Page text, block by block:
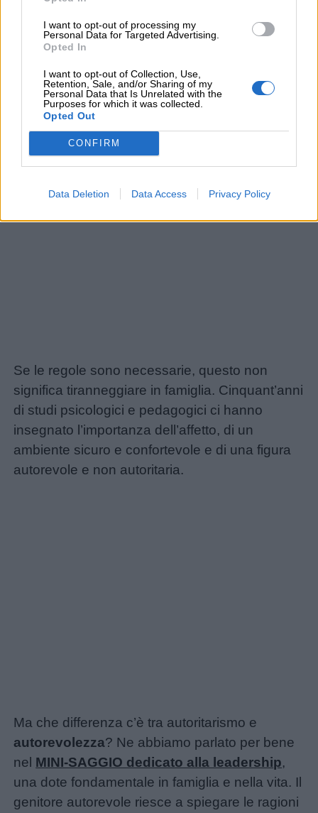
I want to opt-out of processing my
Personal Data for Targeted Advertising.
Opted In
I want to opt-out of Collection, Use,
Retention, Sale, and/or Sharing of my
Personal Data that Is Unrelated with the
Purposes for which it was collected.
Opted Out
CONFIRM
Data Deletion Data Access Privacy Policy
Chi
siamo
Contatti
Se le regole sono necessarie, questo non
significa tiranneggiare in famiglia. Cinquant’anni
di studi psicologici e pedagogici ci hanno
insegnato l’importanza dell’affetto, di un
ambiente sicuro e confortevole e di una figura
autorevole e non autoritaria.
Ma che differenza c’è tra autoritarismo e
autorevolezza? Ne abbiamo parlato per bene
nel MINI-SAGGIO dedicato alla leadership,
una dote fondamentale in famiglia e nella vita. Il
genitore autorevole riesce a spiegare le ragioni